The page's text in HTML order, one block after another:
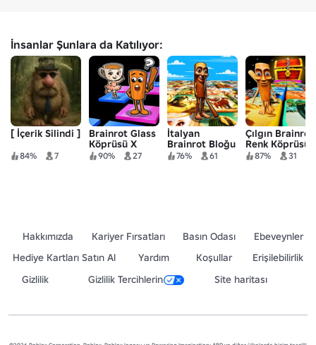
İnsanlar Şunlara da Katılıyor:
[ İçerik Silindi ]
84% 7
Brainrot Glass
Köprüsü X
90% 27
İtalyan
Brainrot Bloğu
76% 61
Çılgın Brainrot
Renk Köprüsü
87% 31
Hakkımızda Kariyer Fırsatları Basın Odası
Ebeveynler
Hediye Kartları Satın Al
Yardım Koşullar
Erişilebilirlik
Gizlilik
Gizlilik Tercihlerin Site haritası